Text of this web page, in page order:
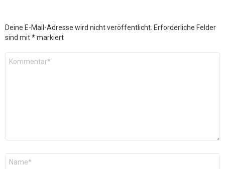
Deine E-Mail-Adresse wird nicht veröffentlicht. Erforderliche Felder
sind mit*markiert
Kommentar
Name